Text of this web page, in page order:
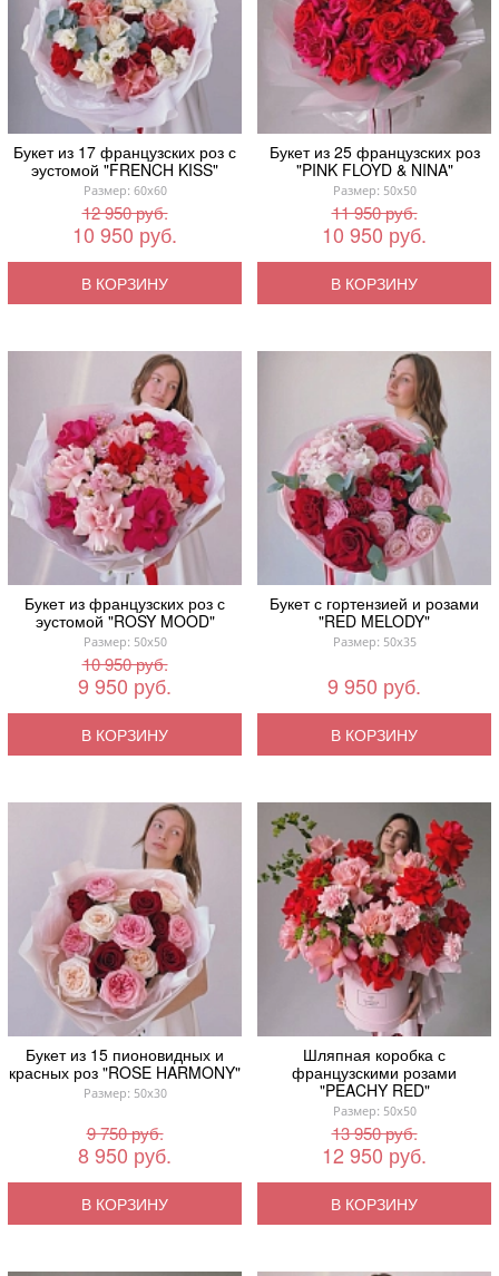
Букет из 17 французских роз с
эустомой "FRENCH KISS"
Размер: 60x60
12 950 руб.
10 950 руб.
В КОРЗИНУ
Букет из 25 французских роз
"PINK FLOYD & NINA"
Размер: 50x50
11 950 руб.
10 950 руб.
В КОРЗИНУ
Букет из французских роз с
эустомой "ROSY MOOD"
Размер: 50x50
10 950 руб.
9 950 руб.
В КОРЗИНУ
Букет с гортензией и розами
"RED MELODY"
Размер: 50x35
9 950 руб.
В КОРЗИНУ
Букет из 15 пионовидных и
красных роз "ROSE HARMONY"
Размер: 50x30
9 750 руб.
8 950 руб.
В КОРЗИНУ
Шляпная коробка с
французскими розами
"PEACHY RED"
Размер: 50x50
13 950 руб.
12 950 руб.
В КОРЗИНУ